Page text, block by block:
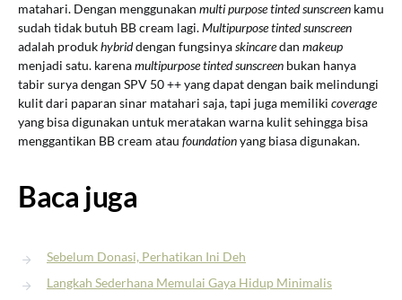
matahari. Dengan menggunakan multi purpose tinted sunscreen kamu
sudah tidak butuh BB cream lagi.Multipurpose tinted sunscreen
adalah produkhybriddengan fungsinyaskincaredan makeup
menjadi satu. karenamultipurpose tinted sunscreen bukan hanya
tabir surya dengan SPV 50 ++ yang dapat dengan baik melindungi
kulit dari paparan sinar matahari saja, tapi juga memiliki coverage
yang bisa digunakan untuk meratakan warna kulit sehingga bisa
menggantikan BB cream atau foundationyang biasa digunakan.
Baca juga
Sebelum Donasi, Perhatikan Ini Deh
Langkah Sederhana Memulai Gaya Hidup Minimalis